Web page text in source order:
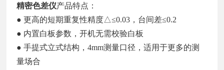
精密色差仪产品特点：
● 更高的短期重复性精度△≤0.03，台间差≤0.2
● 内置白板参数，开机无需校验白板
● 手提式立式结构，4mm测量口径，适用于更多的测
量场合